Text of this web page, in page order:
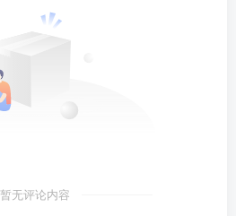
暂无评论内容